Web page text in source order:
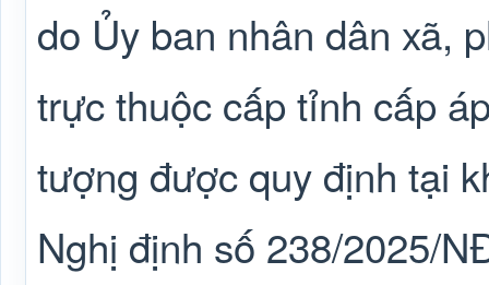
do Ủy ban nhân dân xã,
trực thuộc cấp tỉnh cấp
tượng được quy định tại
Nghị định số 238/2025/